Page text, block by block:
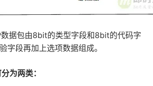
据包由8bit的类型字段和8bit的代码字
字段再加上选项数据组成。
为两类：